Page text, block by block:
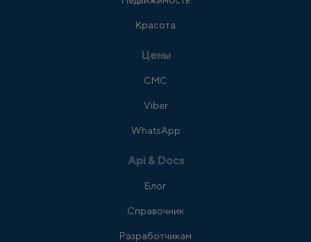
Красота
Цены
СМС
Viber
WhatsApp
Api & Docs
Блог
Справочник
Разработчикам